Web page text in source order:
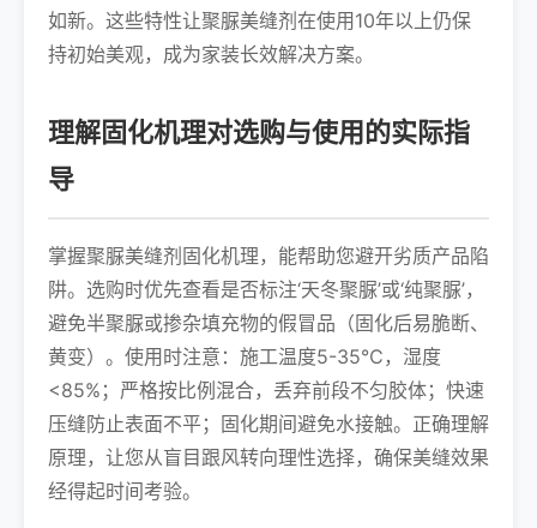
如新。这些特性让聚脲美缝剂在使用10年以上仍保
持初始美观，成为家装长效解决方案。
理解固化机理对选购与使用的实际指
导
掌握聚脲美缝剂固化机理，能帮助您避开劣质产品陷
阱。选购时优先查看是否标注‘天冬聚脲’或‘纯聚脲’，
避免半聚脲或掺杂填充物的假冒品（固化后易脆断、
黄变）。使用时注意：施工温度5-35℃，湿度
<85%；严格按比例混合，丢弃前段不匀胶体；快速
压缝防止表面不平；固化期间避免水接触。正确理解
原理，让您从盲目跟风转向理性选择，确保美缝效果
经得起时间考验。